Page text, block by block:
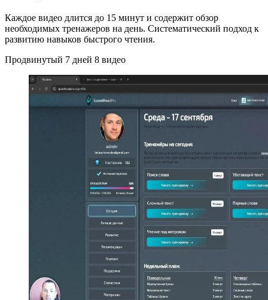
Каждое видео длится до 15 минут и содержит обзор
необходимых тренажеров на день. Систематический подход к
развитию навыков быстрого чтения.
Продвинутый 7 дней 8 видео